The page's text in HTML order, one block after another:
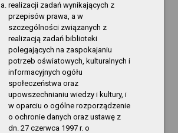
wnioski
realizacji zadań wynikających z
przepisów prawa, a w
szczególności związanych z
realizacją zadań biblioteki
polegających na zaspokajaniu
potrzeb oświatowych, kulturalnych i
informacyjnych ogółu
społeczeństwa oraz
upowszechnianiu wiedzy i kultury, i
w oparciu o ogólne rozporządzenie
o ochronie danych oraz ustawę z
dn. 27 czerwca 1997 r. o